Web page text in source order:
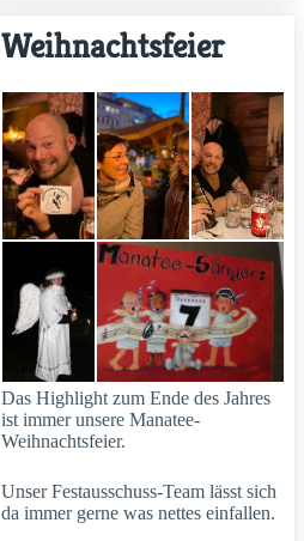
Weihnachtsfeier
Das Highlight zum Ende des Jahres
ist immer unsere Manatee-
Weihnachtsfeier.
Unser Festausschuss-Team lässt sich
da immer gerne was nettes einfallen.